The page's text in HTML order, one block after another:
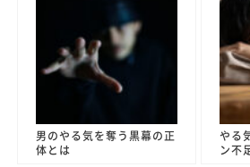
男のやる気を奪う黒幕の正
体とは
やる
ン不